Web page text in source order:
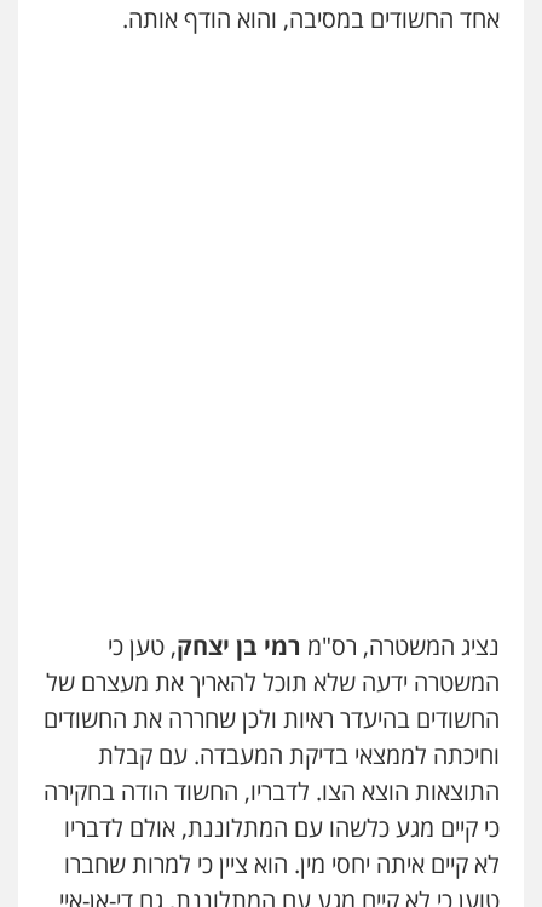
אחד החשודים במסיבה, והוא הודף אותה.
נציג המשטרה, רס"מ רמי בן יצחק, טען כי
המשטרה ידעה שלא תוכל להאריך את מעצרם של
החשודים בהיעדר ראיות ולכן שחררה את החשודים
וחיכתה לממצאי בדיקת המעבדה. עם קבלת
התוצאות הוצא הצו. לדבריו, החשוד הודה בחקירה
כי קיים מגע כלשהו עם המתלוננת, אולם לדבריו
לא קיים איתה יחסי מין. הוא ציין כי למרות שחברו
טוען כי לא קיים מגע עם המתלוננת, גם די-אן-איי